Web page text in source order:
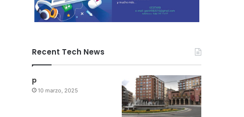
Recent Tech News
p
10 marzo, 2025